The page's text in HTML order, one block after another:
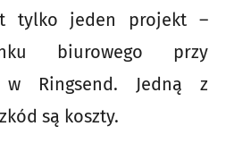
tylko jeden projekt –
biurowego przy
w Ringsend. Jedną z
są koszty.